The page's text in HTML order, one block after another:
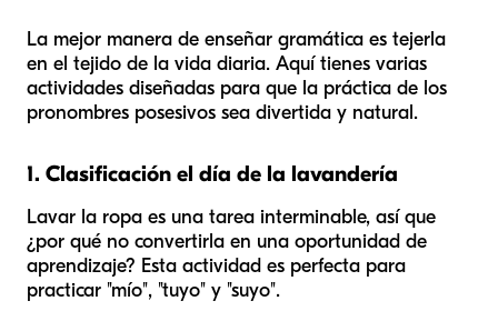
La mejor manera de enseñar gramática es tejerla
en el tejido de la vida diaria. Aquí tienes varias
actividades diseñadas para que la práctica de los
pronombres posesivos sea divertida y natural.
1. Clasificación el día de la lavandería
Lavar la ropa es una tarea interminable, así que
¿por qué no convertirla en una oportunidad de
aprendizaje? Esta actividad es perfecta para
practicar "mío", "tuyo" y "suyo".